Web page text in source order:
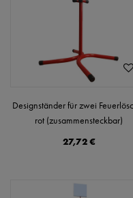
Designständer für zwei
rot (zusammensteckbar)
27,72 €